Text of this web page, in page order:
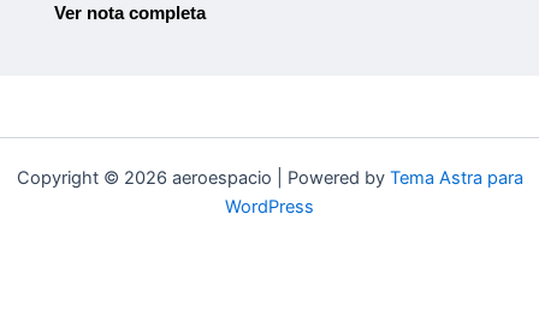
Ver nota completa
Copyright © 2026 aeroespacio | Powered by Tema Astra para
WordPress